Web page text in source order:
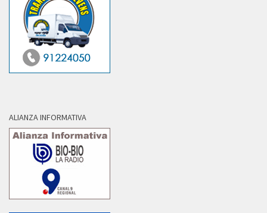
ALIANZA INFORMATIVA